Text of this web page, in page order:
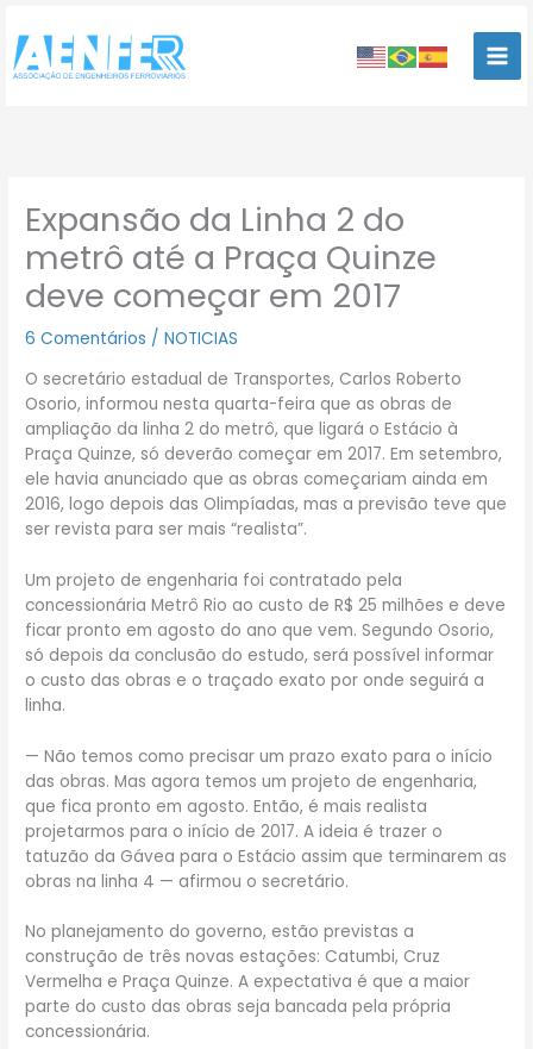
para
conteúdo
Expansão da Linha 2 do
metrô até a Praça Quinze
deve começar em 2017
6 Comentários /NOTICIAS
O secretário estadual de Transportes, Carlos Roberto
Osorio, informou nesta quarta-feira que as obras de
ampliação da linha 2 do metrô, que ligará o Estácio à
Praça Quinze, só deverão começar em 2017. Em setembro,
ele havia anunciado que as obras começariam ainda em
2016, logo depois das Olimpíadas, mas a previsão teve que
ser revista para ser mais “realista”.
Um projeto de engenharia foi contratado pela
concessionária Metrô Rio ao custo de R$ 25 milhões e deve
ficar pronto em agosto do ano que vem. Segundo Osorio,
só depois da conclusão do estudo, será possível informar
o custo das obras e o traçado exato por onde seguirá a
linha.
— Não temos como precisar um prazo exato para o início
das obras. Mas agora temos um projeto de engenharia,
que fica pronto em agosto. Então, é mais realista
projetarmos para o início de 2017. A ideia é trazer o
tatuzão da Gávea para o Estácio assim que terminarem as
obras na linha 4 — afirmou o secretário.
No planejamento do governo, estão previstas a
construção de três novas estações: Catumbi, Cruz
Vermelha e Praça Quinze. A expectativa é que a maior
parte do custo das obras seja bancada pela própria
concessionária.